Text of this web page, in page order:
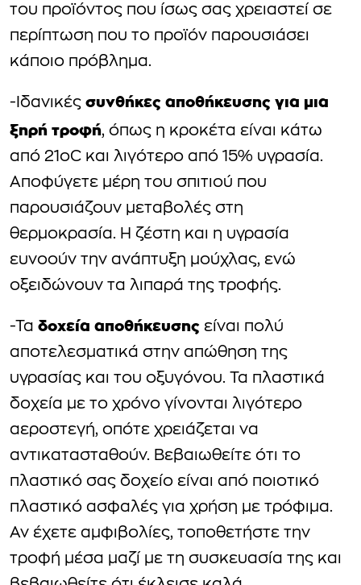
του προϊόντος που ίσως σας χρειαστεί σε
περίπτωση που το προϊόν παρουσιάσει
κάποιο πρόβλημα.
-Ιδανικές συνθήκες αποθήκευσης για μια
ξηρή τροφή, όπως η κροκέτα είναι κάτω
από 21oC και λιγότερο από 15% υγρασία.
Αποφύγετε μέρη του σπιτιού που
παρουσιάζουν μεταβολές στη
θερμοκρασία. Η ζέστη και η υγρασία
ευνοούν την ανάπτυξη μούχλας, ενώ
οξειδώνουν τα λιπαρά της τροφής.
-Τα δοχεία αποθήκευσης είναι πολύ
αποτελεσματικά στην απώθηση της
υγρασίας και του οξυγόνου. Τα πλαστικά
δοχεία με το χρόνο γίνονται λιγότερο
αεροστεγή, οπότε χρειάζεται να
αντικατασταθούν. Βεβαιωθείτε ότι το
πλαστικό σας δοχείο είναι από ποιοτικό
πλαστικό ασφαλές για χρήση με τρόφιμα.
Αν έχετε αμφιβολίες, τοποθετήστε την
τροφή μέσα μαζί με τη συσκευασία της και